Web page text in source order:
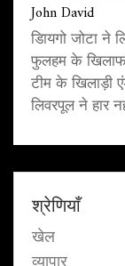
John David
डिायगो जोटा ने
फुलहम के खिलाफ
टीम के खिलाड़ी
लिवरपूल ने हार
अद्भुत कौशल के
साथ लिवरपूल
श्रेणियाँ
खेल